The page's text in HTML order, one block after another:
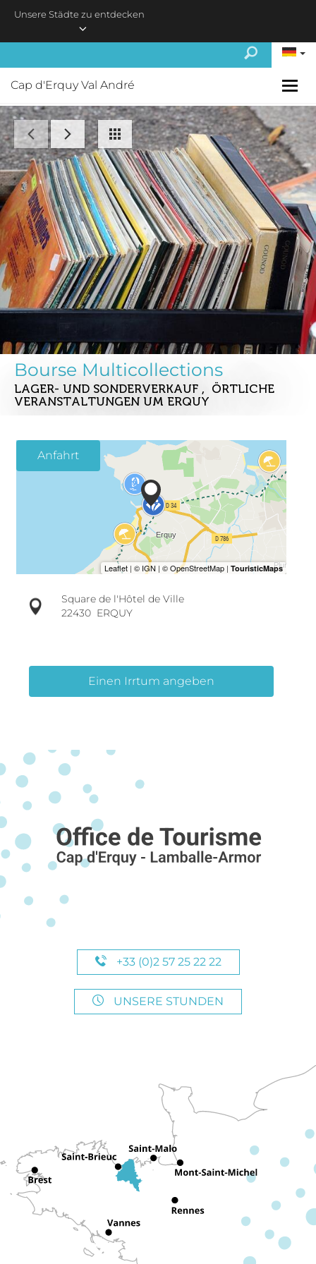
Unsere Städte zu entdecken
Cap d'Erquy Val André
Bourse Multicollections
LAGER- UND SONDERVERKAUF , ÖRTLICHE
VERANSTALTUNGEN UM ERQUY
Anfahrt
Square de l'Hôtel de Ville
22430 ERQUY
Einen Irrtum angeben
+33 (0)2 57 25 22 22
UNSERE STUNDEN